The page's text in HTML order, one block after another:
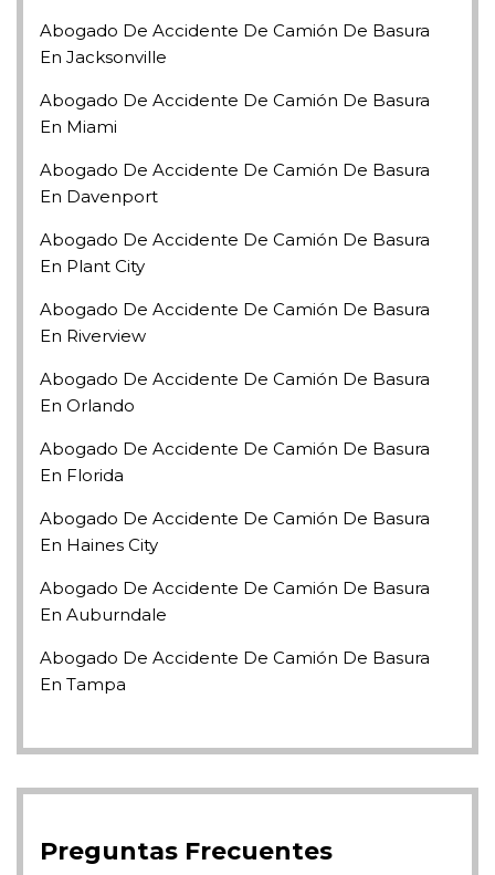
Abogado De Accidente De Camión De Basura
En Jacksonville
Abogado De Accidente De Camión De Basura
En Miami
Abogado De Accidente De Camión De Basura
En Davenport
Abogado De Accidente De Camión De Basura
En Plant City
Abogado De Accidente De Camión De Basura
En Riverview
Abogado De Accidente De Camión De Basura
En Orlando
Abogado De Accidente De Camión De Basura
En Florida
Abogado De Accidente De Camión De Basura
En Haines City
Abogado De Accidente De Camión De Basura
En Auburndale
Abogado De Accidente De Camión De Basura
En Tampa
Preguntas Frecuentes